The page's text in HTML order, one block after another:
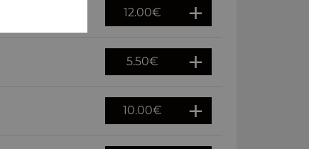
12.00€
5.50€
10.00€